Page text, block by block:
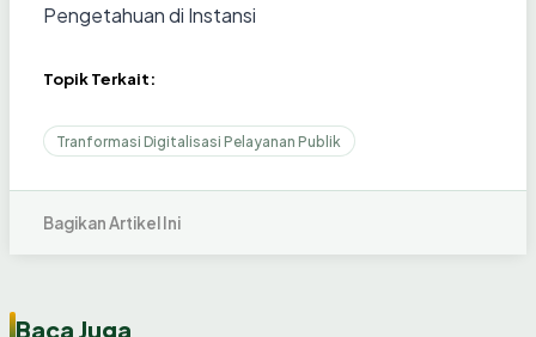
Pengetahuan di Instansi
Topik Terkait:
Tranformasi Digitalisasi Pelayanan Publik
Bagikan Artikel Ini
Baca Juga